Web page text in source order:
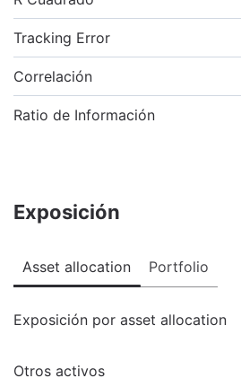
Tracking Error
Correlación
Ratio de Información
Exposición
Asset allocation Portfolio
Exposición por asset allocation
Otros activos